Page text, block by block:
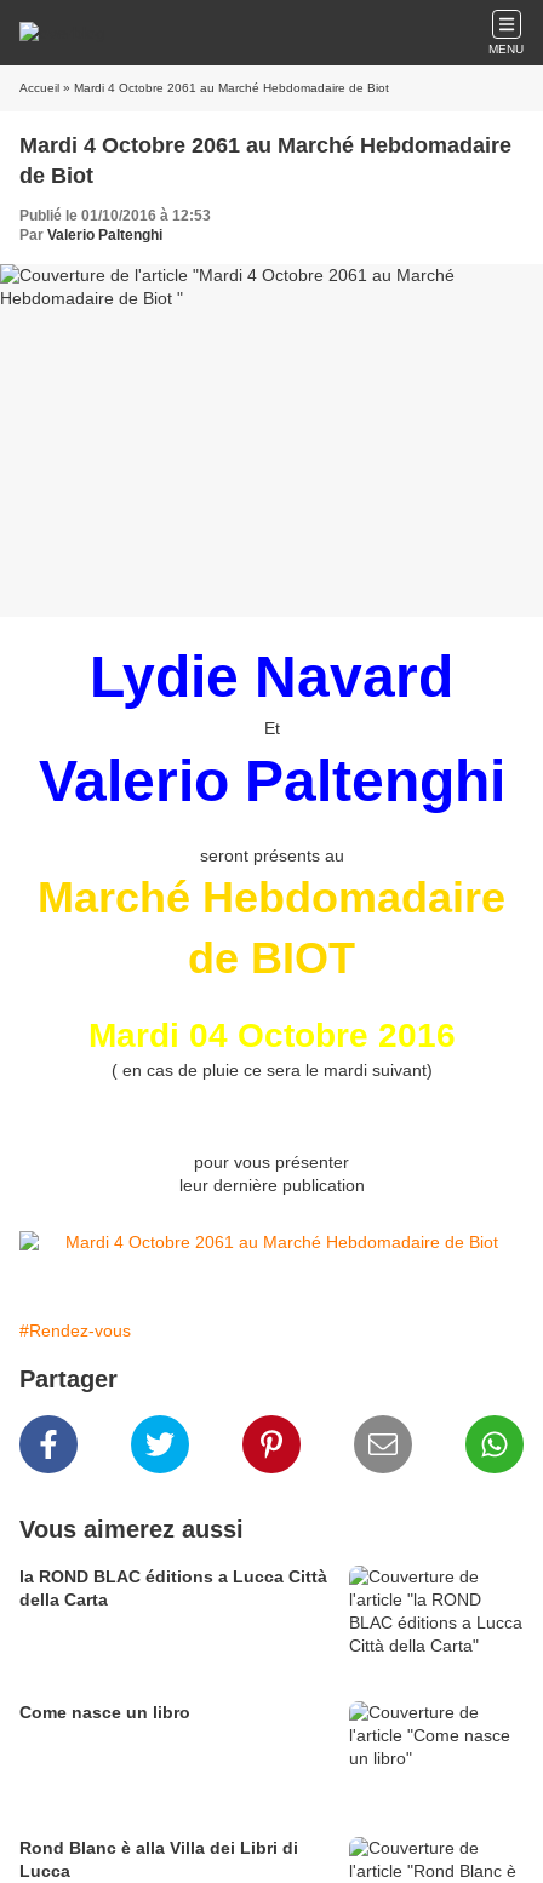
MENU
Accueil » Mardi 4 Octobre 2061 au Marché Hebdomadaire de Biot
Mardi 4 Octobre 2061 au Marché Hebdomadaire
de Biot
Publié le 01/10/2016 à 12:53
Par Valerio Paltenghi
Lydie Navard
Et
Valerio Paltenghi
seront présents au
Marché Hebdomadaire
de BIOT
Mardi 04 Octobre 2016
( en cas de pluie ce sera le mardi suivant)
pour vous présenter
leur dernière publication
#Rendez-vous
Partager
Vous aimerez aussi
la ROND BLAC éditions a Lucca Città
della Carta
Come nasce un libro
Rond Blanc è alla Villa dei Libri di
Lucca